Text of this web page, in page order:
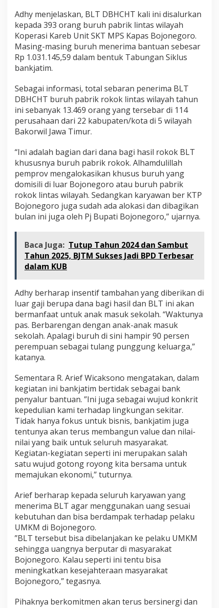
Adhy menjelaskan, BLT DBHCHT kali ini disalurkan
kepada 393 orang buruh pabrik lintas wilayah
Koperasi Kareb Unit SKT MPS Kapas Bojonegoro.
Masing-masing buruh menerima bantuan sebesar
Rp 1.031.145,59 dalam bentuk Tabungan Siklus
bankjatim.
Sebagai informasi, total sebaran penerima BLT
DBHCHT buruh pabrik rokok lintas wilayah tahun
ini sebanyak 13.469 orang yang tersebar di 114
perusahaan dari 22 kabupaten/kota di 5 wilayah
Bakorwil Jawa Timur.
“Ini adalah bagian dari dana bagi hasil rokok BLT
khususnya buruh pabrik rokok. Alhamdulillah
pemprov mengalokasikan khusus buruh yang
domisili di luar Bojonegoro atau buruh pabrik
rokok lintas wilayah. Sedangkan karyawan ber KTP
Bojonegoro juga sudah ada alokasi dan dibagikan
bulan ini juga oleh Pj Bupati Bojonegoro,” ujarnya.
Baca Juga: Tutup Tahun 2024 dan Sambut
Tahun 2025, BJTM Sukses Jadi BPD Terbesar
dalam KUB
Adhy berharap insentif tambahan yang diberikan di
luar gaji berupa dana bagi hasil dan BLT ini akan
bermanfaat untuk anak masuk sekolah. “Waktunya
pas. Berbarengan dengan anak-anak masuk
sekolah. Apalagi buruh di sini hampir 90 persen
perempuan sebagai tulang punggung keluarga,”
katanya.
Sementara R. Arief Wicaksono mengatakan, dalam
kegiatan ini bankjatim bertidak sebagai bank
penyalur bantuan. ”Ini juga sebagai wujud konkrit
kepedulian kami terhadap lingkungan sekitar.
Tidak hanya fokus untuk bisnis, bankjatim juga
tentunya akan terus membangun value dan nilai-
nilai yang baik untuk seluruh masyarakat.
Kegiatan-kegiatan seperti ini merupakan salah
satu wujud gotong royong kita bersama untuk
memajukan ekonomi,” tuturnya.
Arief berharap kepada seluruh karyawan yang
menerima BLT agar menggunakan uang sesuai
kebutuhan dan bisa berdampak terhadap pelaku
UMKM di Bojonegoro.
”BLT tersebut bisa dibelanjakan ke pelaku UMKM
sehingga uangnya berputar di masyarakat
Bojonegoro. Kalau seperti ini tentu bisa
meningkatkan kesejahteraan masyarakat
Bojonegoro,” tegasnya.
Pihaknya berkomitmen akan terus bersinergi dan